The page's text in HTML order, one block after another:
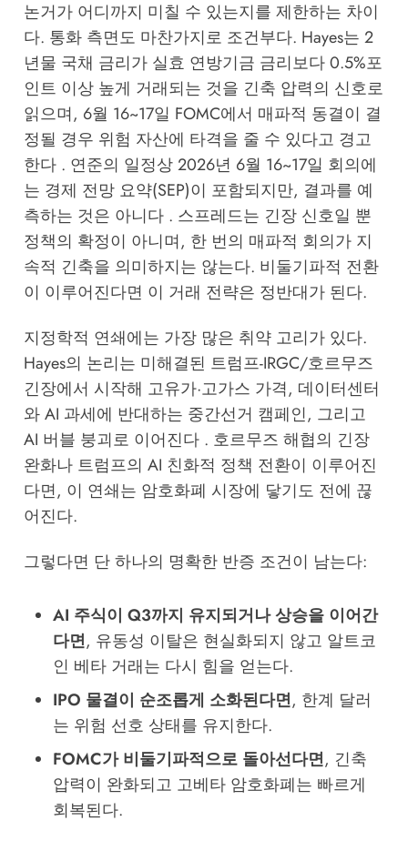
논거가 어디까지 미칠 수 있는지를 제한하는 차이
다. 통화 측면도 마찬가지로 조건부다. Hayes는 2
년물 국채 금리가 실효 연방기금 금리보다 0.5%포
인트 이상 높게 거래되는 것을 긴축 압력의 신호로
읽으며, 6월 16~17일 FOMC에서 매파적 동결이 결
정될 경우 위험 자산에 타격을 줄 수 있다고 경고
한다 . 연준의 일정상 2026년 6월 16~17일 회의에
는 경제 전망 요약(SEP)이 포함되지만, 결과를 예
측하는 것은 아니다 . 스프레드는 긴장 신호일 뿐
정책의 확정이 아니며, 한 번의 매파적 회의가 지
속적 긴축을 의미하지는 않는다. 비둘기파적 전환
이 이루어진다면 이 거래 전략은 정반대가 된다.
지정학적 연쇄에는 가장 많은 취약 고리가 있다.
Hayes의 논리는 미해결된 트럼프-IRGC/호르무즈
긴장에서 시작해 고유가·고가스 가격, 데이터센터
와 AI 과세에 반대하는 중간선거 캠페인, 그리고
AI 버블 붕괴로 이어진다 . 호르무즈 해협의 긴장
완화나 트럼프의 AI 친화적 정책 전환이 이루어진
다면, 이 연쇄는 암호화폐 시장에 닿기도 전에 끊
어진다.
그렇다면 단 하나의 명확한 반증 조건이 남는다:
AI 주식이 Q3까지 유지되거나 상승을 이어간
다면, 유동성 이탈은 현실화되지 않고 알트코
인 베타 거래는 다시 힘을 얻는다.
IPO 물결이 순조롭게 소화된다면, 한계 달러
는 위험 선호 상태를 유지한다.
FOMC가 비둘기파적으로 돌아선다면, 긴축
압력이 완화되고 고베타 암호화폐는 빠르게
회복된다.